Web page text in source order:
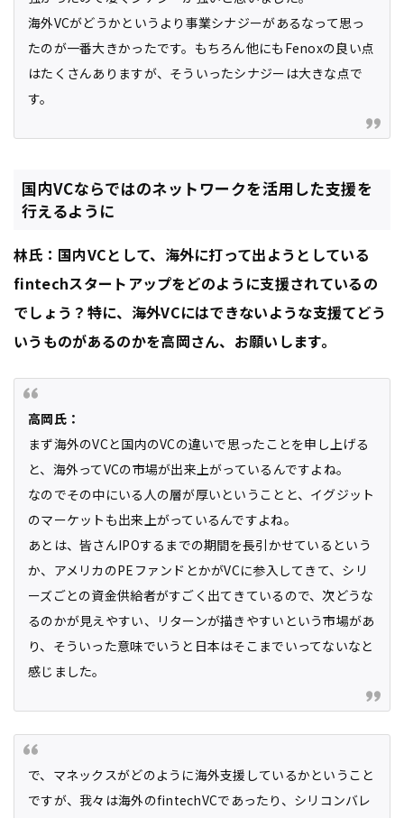
海外VCがどうかというより事業シナジーがあるなって思っ
たのが一番大きかったです。もちろん他にもFenoxの良い点
はたくさんありますが、そういったシナジーは大きな点で
す。
国内VCならではのネットワークを活用した支援を
行えるように
林氏：国内VCとして、海外に打って出ようとしている
fintechスタートアップをどのように支援されているの
でしょう？特に、海外VCにはできないような支援てどう
いうものがあるのかを高岡さん、お願いします。
高岡氏：
まず海外のVCと国内のVCの違いで思ったことを申し上げる
と、海外ってVCの市場が出来上がっているんですよね。
なのでその中にいる人の層が厚いということと、イグジット
のマーケットも出来上がっているんですよね。
あとは、皆さんIPOするまでの期間を長引かせているという
か、アメリカのPEファンドとかがVCに参入してきて、シリ
ーズごとの資金供給者がすごく出てきているので、次どうな
るのかが見えやすい、リターンが描きやすいという市場があ
り、そういった意味でいうと日本はそこまでいってないなと
感じました。
で、マネックスがどのように海外支援しているかということ
ですが、我々は海外のfintechVCであったり、シリコンバレ